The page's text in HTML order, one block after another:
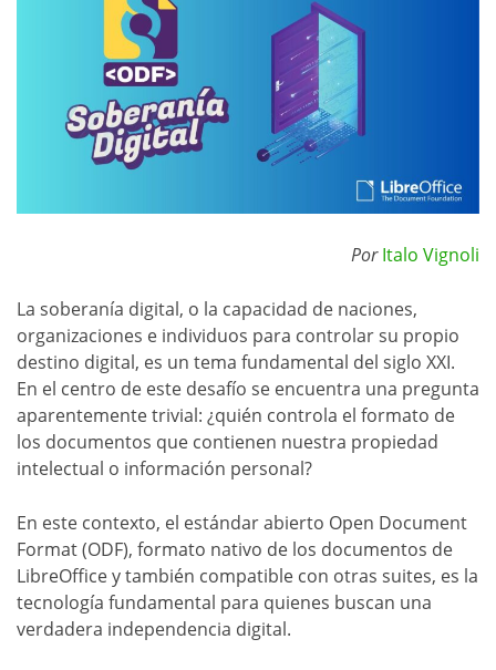
Por Italo Vignoli
La soberanía digital, o la capacidad de naciones,
organizaciones e individuos para controlar su propio
destino digital, es un tema fundamental del siglo XXI.
En el centro de este desafío se encuentra una pregunta
aparentemente trivial: ¿quién controla el formato de
los documentos que contienen nuestra propiedad
intelectual o información personal?
En este contexto, el estándar abierto Open Document
Format (ODF), formato nativo de los documentos de
LibreOffice y también compatible con otras suites, es la
tecnología fundamental para quienes buscan una
verdadera independencia digital.